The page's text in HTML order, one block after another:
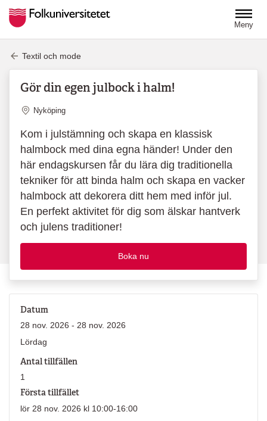
Meny
Textil och mode
Gör din egen julbock i halm!
Plats
Nyköping
Kom i julstämning och skapa en klassisk
halmbock med dina egna händer! Under den
här endagskursen får du lära dig traditionella
tekniker för att binda halm och skapa en vacker
halmbock att dekorera ditt hem med inför jul.
En perfekt aktivitet för dig som älskar hantverk
och julens traditioner!
Boka nu
Datum
28 nov. 2026 - 28 nov. 2026
Lördag
Antal tillfällen
1
Första tillfället
lör 28 nov. 2026 kl 10:00-16:00